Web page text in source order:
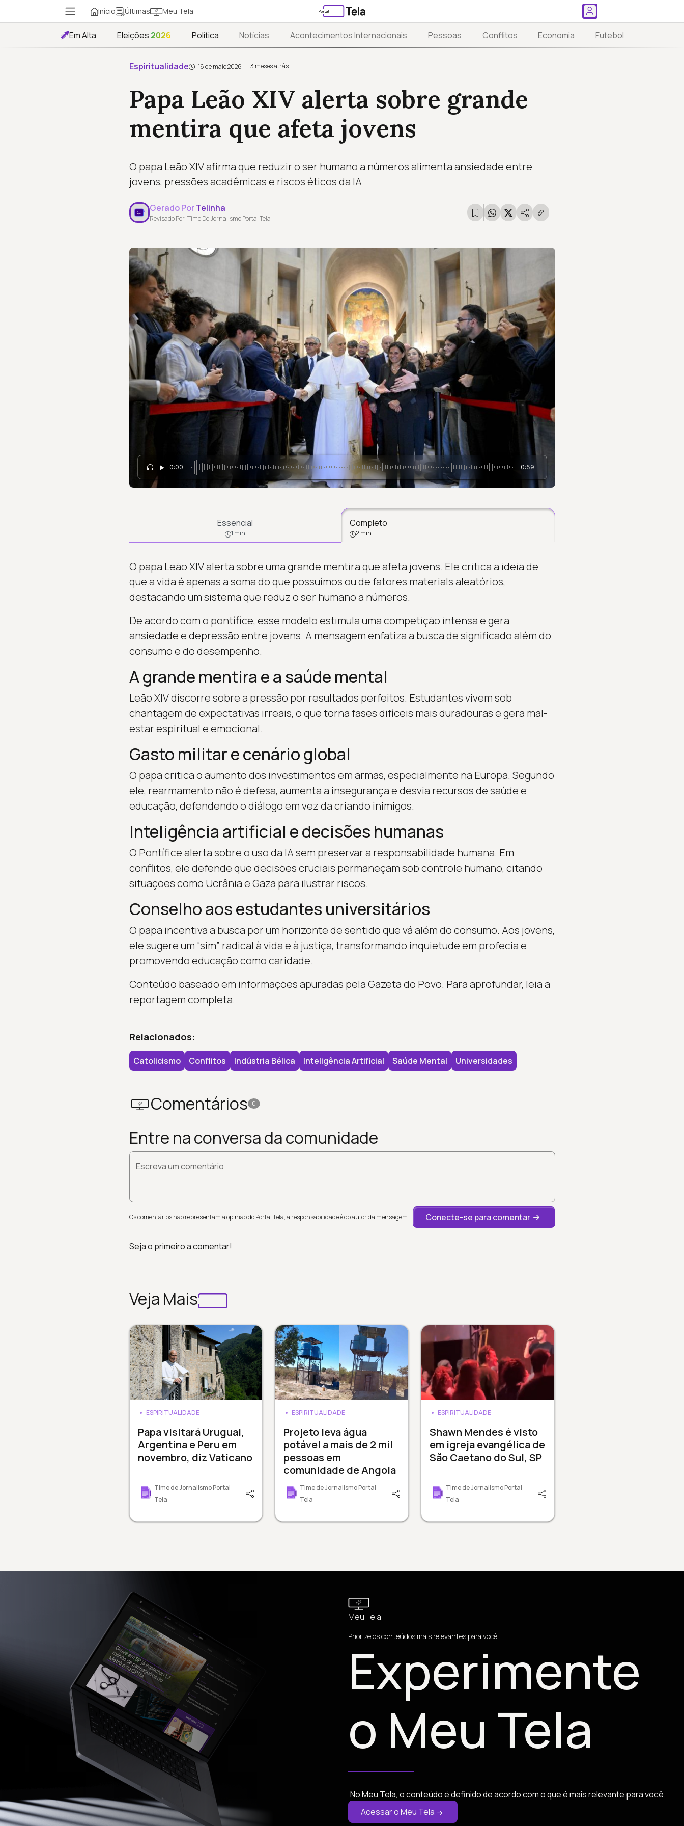
Início Últimas Meu Tela
Em Alta Eleições 2026 Política Notícias Acontecimentos Internacionais Pessoas Conflitos Economia Futebol
Espiritualidade 16 de maio 2026 3 meses atrás
Papa Leão XIV alerta sobre grande
mentira que afeta jovens
O papa Leão XIV afirma que reduzir o ser humano a números alimenta ansiedade entre
jovens, pressões acadêmicas e riscos éticos da IA
Gerado PorTelinha
Revisado Por: Time De Jornalismo Portal Tela
0:00 0:59
Essencial
1 min
Completo
2 min
O papa Leão XIV alerta sobre uma grande mentira que afeta jovens. Ele critica a ideia de
que a vida é apenas a soma do que possuímos ou de fatores materials aleatórios,
destacando um sistema que reduz o ser humano a números.
De acordo com o pontífice, esse modelo estimula uma competição intensa e gera
ansiedade e depressão entre jovens. A mensagem enfatiza a busca de significado além do
consumo e do desempenho.
A grande mentira e a saúde mental
Leão XIV discorre sobre a pressão por resultados perfeitos. Estudantes vivem sob
chantagem de expectativas irreais, o que torna fases difíceis mais duradouras e gera mal-
estar espiritual e emocional.
Gasto militar e cenário global
O papa critica o aumento dos investimentos em armas, especialmente na Europa. Segundo
ele, rearmamento não é defesa, aumenta a insegurança e desvia recursos de saúde e
educação, defendendo o diálogo em vez da criando inimigos.
Inteligência artificial e decisões humanas
O Pontífice alerta sobre o uso da IA sem preservar a responsabilidade humana. Em
conflitos, ele defende que decisões cruciais permaneçam sob controle humano, citando
situações como Ucrânia e Gaza para ilustrar riscos.
Conselho aos estudantes universitários
O papa incentiva a busca por um horizonte de sentido que vá além do consumo. Aos jovens,
ele sugere um “sim” radical à vida e à justiça, transformando inquietude em profecia e
promovendo educação como caridade.
Conteúdo baseado em informações apuradas pela Gazeta do Povo. Para aprofundar, leia a
reportagem completa.
Relacionados:
Catolicismo Conflitos Indústria Bélica Inteligência Artificial Saúde Mental Universidades
Comentários 0
Entre na conversa da comunidade
Escreva um comentário
Os comentários não representam a opinião do Portal Tela; a responsabilidade é do autor da mensagem. Conecte-se para comentar
Seja o primeiro a comentar!
Veja Mais
ESPIRITUALIDADE
Papa visitará Uruguai,
Argentina e Peru em
novembro, diz Vaticano
Time de Jornalismo Portal
Tela
ESPIRITUALIDADE
Projeto leva água
potável a mais de 2 mil
pessoas em
comunidade de Angola
Time de Jornalismo Portal
Tela
ESPIRITUALIDADE
Shawn Mendes é visto
em igreja evangélica de
São Caetano do Sul, SP
Time de Jornalismo Portal
Tela
Meu Tela
Priorize os conteúdos mais relevantes para você
Experimente
o Meu Tela
No Meu Tela, o conteúdo é definido de acordo com o que é mais relevante para você.
Acessar o Meu Tela